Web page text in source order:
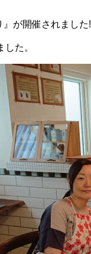
が開催されました!
た。